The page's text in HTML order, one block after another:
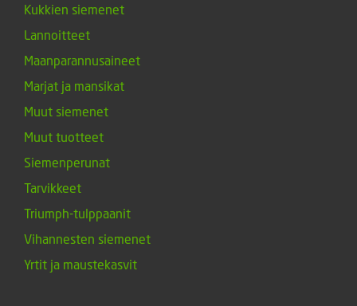
Kukkien siemenet
Lannoitteet
Maanparannusaineet
Marjat ja mansikat
Muut siemenet
Muut tuotteet
Siemenperunat
Tarvikkeet
Triumph-tulppaanit
Vihannesten siemenet
Yrtit ja maustekasvit